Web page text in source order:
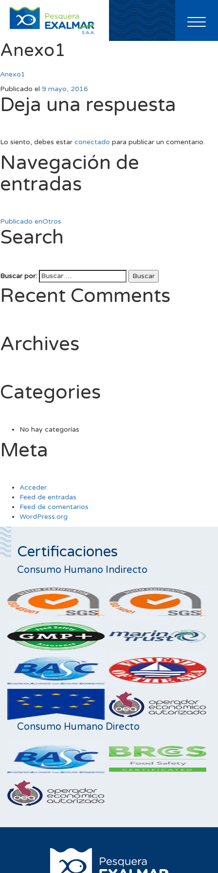
Toggle
Anexo1
Anexo1
Publicado el 9 mayo, 2016
Deja una respuesta
Lo siento, debes estar conectado para publicar un comentario.
Navegación de
entradas
Publicado enOtros
Search
Buscar por: Buscar
Recent Comments
Archives
Categories
No hay categorías
Meta
Acceder
Feed de entradas
Feed de comentarios
WordPress.org
Certificaciones
Consumo Humano Indirecto
Consumo Humano Directo